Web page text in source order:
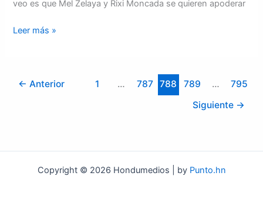
veo es que Mel Zelaya y Rixi Moncada se quieren apoderar
Leer más »
← Anterior 1 … 787 788 789 …
795
Siguiente →
Copyright © 2026 Hondumedios | by Punto.hn